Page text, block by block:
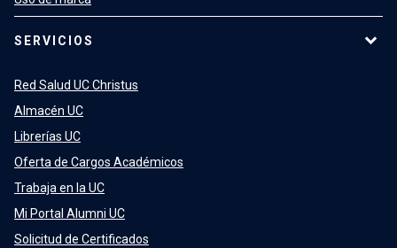
SERVICIOS
Red Salud UC Christus
Almacén UC
Librerías UC
Oferta de Cargos Académicos
Trabaja en la UC
Mi Portal Alumni UC
Solicitud de Certificados